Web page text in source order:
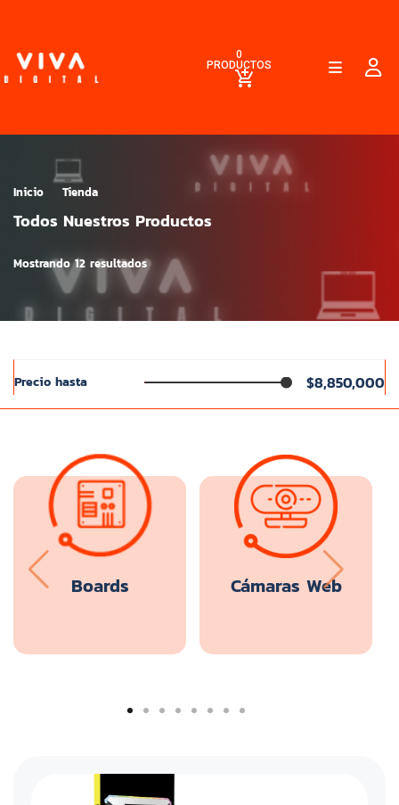
0
PRODUCTOS
Inicio Tienda
Todos Nuestros Productos
Mostrando 12 resultados
Precio hasta $8,850,000
Boards Cámaras Web